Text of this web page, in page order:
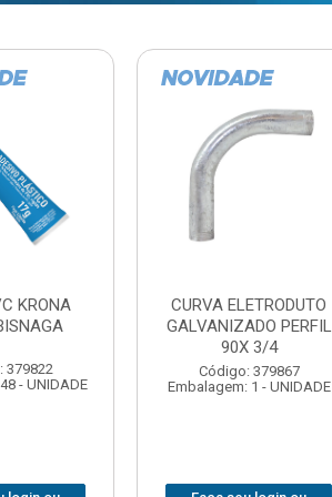
COM
EXATRON
379788
BARRA ROSCADA
ZINCADA (D) 5/16”X1MT
NC MULTIBARRAS
Código: 379806
Embalagem: 20 - UNIDADE